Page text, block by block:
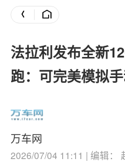
法拉利发布全新
跑：可完美模拟
万车网
2026/07/04 11:11 | 编辑：